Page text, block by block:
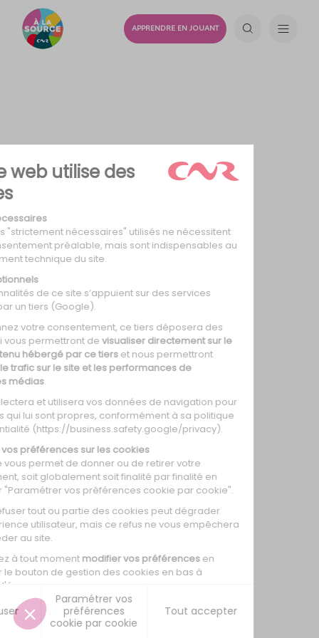
APPRENDRE EN JOUANT
000